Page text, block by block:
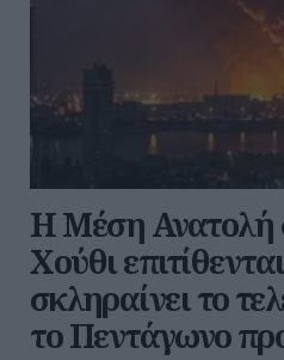
Η Μέση Ανατολή
Χούθι
σκληραίνει το
το Πεντάγωνο